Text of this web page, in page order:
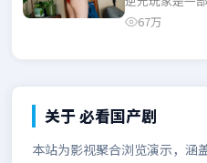
机、反转与人
67万
关于必看国产剧
本站为影视聚合浏览演示，涵